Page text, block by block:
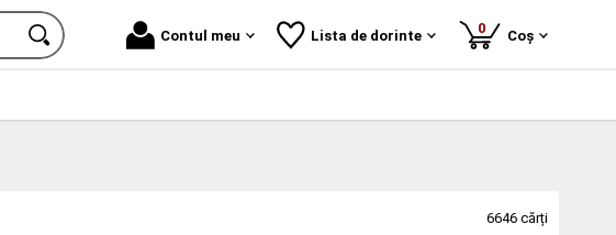
Contul meu Lista de dorinte 0produse
Coș
6646 cărți